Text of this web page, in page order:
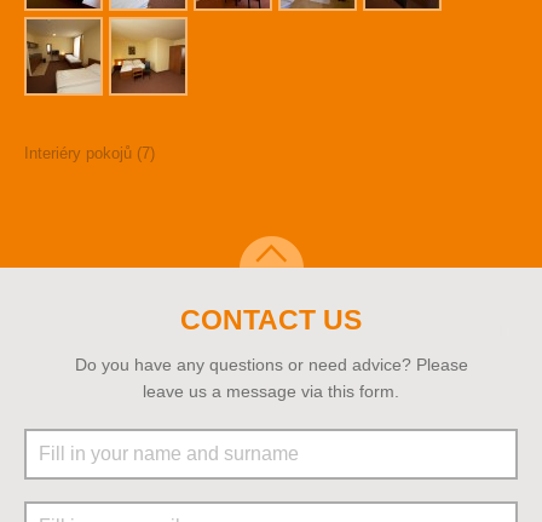
Interiéry pokojů (7)
CONTACT US
Do you have any questions or need advice? Please
leave us a message via this form.